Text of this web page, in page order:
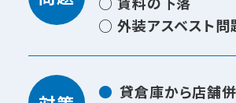
○ 外装アスベスト問
貸倉庫から店舗